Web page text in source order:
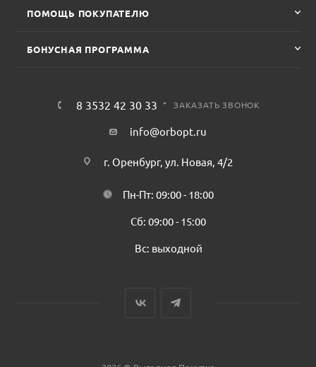
ПОМОЩЬ ПОКУПАТЕЛЮ
БОНУСНАЯ ПРОГРАММА
8 3532 42 30 33 ЗАКАЗАТЬ ЗВОНОК
info@orbopt.ru
г. Оренбург, ул. Новая, 4/2
Пн-Пт: 09:00 - 18:00
Сб: 09:00 - 15:00
Вс: выходной